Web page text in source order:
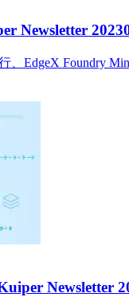
Newsletter
EdgeX Foundry
Newsletter